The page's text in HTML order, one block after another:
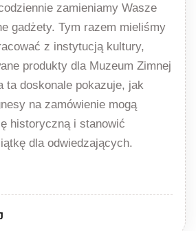
zamieniamy Wasze
gadżety. Tym razem mieliśmy
z instytucją kultury,
produkty dla Muzeum Zimnej
ta doskonale pokazuje, jak
na zamówienie mogą
historyczną i stanowić
dla odwiedzających.